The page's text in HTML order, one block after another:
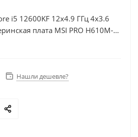
i5 12600KF 12x4.9 ГГц 4x3.6
плата MSI PRO H610M-E,
4Гб, Память DDR4 32Gb,
Нашли дешевле?